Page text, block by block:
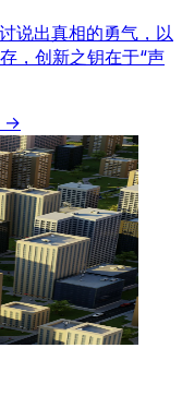
说出真相的勇气，以
，创新之钥在于“声
→